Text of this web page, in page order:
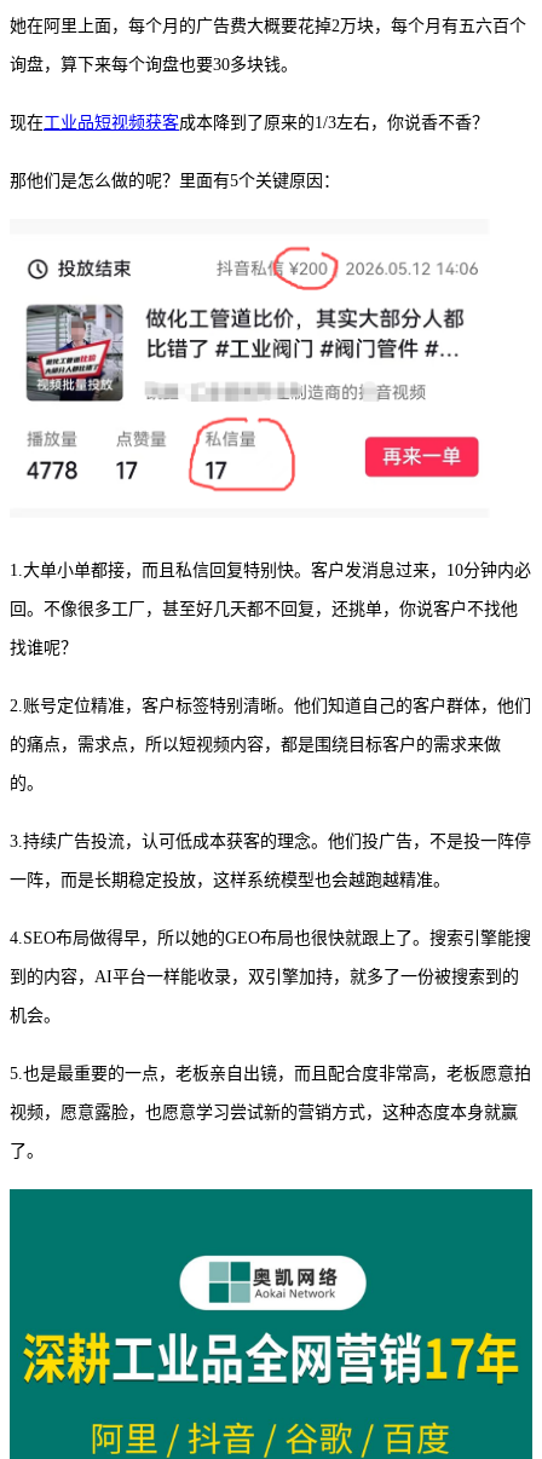
她在阿里上面，每个月的广告费大概要花掉2万块，每个月有五六百个
询盘，算下来每个询盘也要30多块钱。
现在工业品短视频获客成本降到了原来的1/3左右，你说香不香？
那他们是怎么做的呢？里面有5个关键原因：
1.大单小单都接，而且私信回复特别快。客户发消息过来，10分钟内必
回。不像很多工厂，甚至好几天都不回复，还挑单，你说客户不找他
找谁呢？
2.账号定位精准，客户标签特别清晰。他们知道自己的客户群体，他们
的痛点，需求点，所以短视频内容，都是围绕目标客户的需求来做
的。
3.持续广告投流，认可低成本获客的理念。他们投广告，不是投一阵停
一阵，而是长期稳定投放，这样系统模型也会越跑越精准。
4.SEO布局做得早，所以她的GEO布局也很快就跟上了。搜索引擎能搜
到的内容，AI平台一样能收录，双引擎加持，就多了一份被搜索到的
机会。
5.也是最重要的一点，老板亲自出镜，而且配合度非常高，老板愿意拍
视频，愿意露脸，也愿意学习尝试新的营销方式，这种态度本身就赢
了。